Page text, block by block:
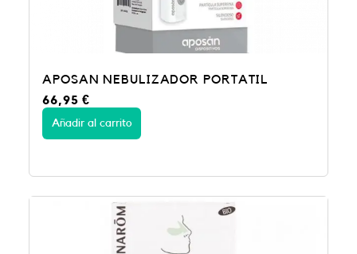
APOSAN NEBULIZADOR PORTATIL
66,95€
Añadir al carrito